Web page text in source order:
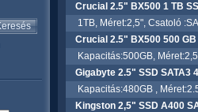
Crucial 2.5" BX500 1 TB
1TB, Méret:2,5", Csatoló
Crucial 2.5" BX500 500 GB
Kapacitás:500GB,
Gigabyte 2.5" SSD SATA3
Kapacitás:480GB ,
Kingston 2,5" SSD A400